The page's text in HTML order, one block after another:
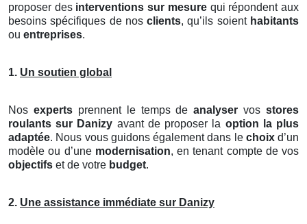
proposer des interventions sur mesurequi répondent aux
besoins spécifiques de nosclients, qu’ils soient habitants
ou entreprises.
1. Un soutien global
Nos expertsprennent le temps deanalyser vos stores
roulants sur Danizy avant de proposer la option la plus
adaptée. Nous vous guidons également dans le choixd’un
modèle ou d’une modernisation, en tenant compte de vos
objectifs et de votre budget.
2. Une assistance immédiate sur Danizy